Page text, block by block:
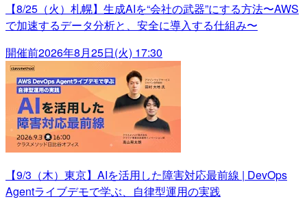
【8/25（火）札幌】生成AIを“会社の武器”にする方法〜AWS
で加速するデータ分析と、安全に導入する仕組み〜
開催前2026年8月25日(火) 17:30
【9/3（木）東京】AIを活用した障害対応最前線 | DevOps
Agentライブデモで学ぶ、自律型運用の実践